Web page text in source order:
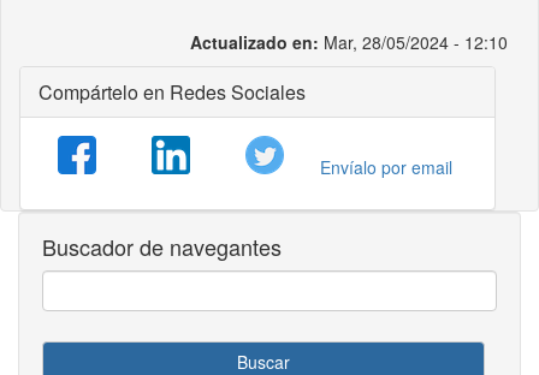
Actualizado en: Mar, 28/05/2024 - 12:10
Compártelo en Redes Sociales
Envíalo por email
Buscador de navegantes
Buscar